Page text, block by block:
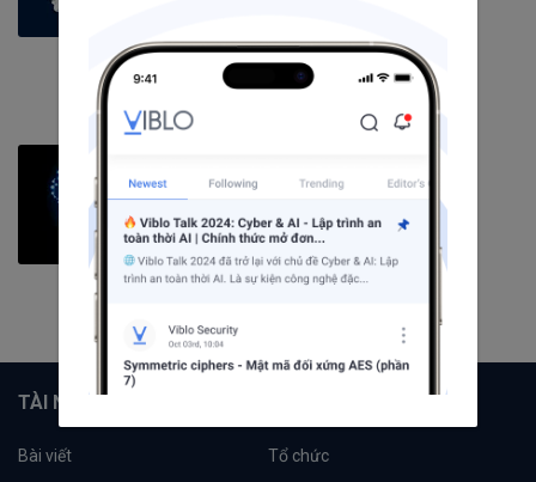
4458người theo dõi
Theo dõi
371 bài viết
13câu hỏi
4548người theo dõi
TÀI NGUYÊN
Bài viết Tổ chức